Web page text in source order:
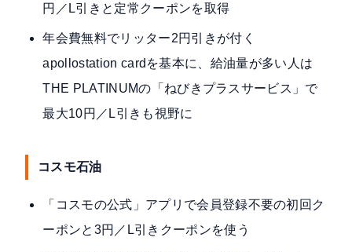
円／L引きと定常クーポンを取得
年会費無料でリッター2円引きが付く
apollostation cardを基本に、給油量が多い人は
THE PLATINUMの「ねびきプラスサービス」で
最大10円／L引きも視野に
コスモ石油
「コスモの公式」アプリで会員登録不要の初回ク
ーポンと3円／L引きクーポンを使う